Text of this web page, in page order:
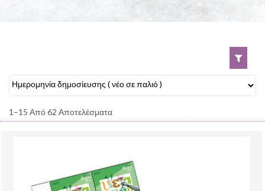
1–15 Από 62 Αποτελέσματα